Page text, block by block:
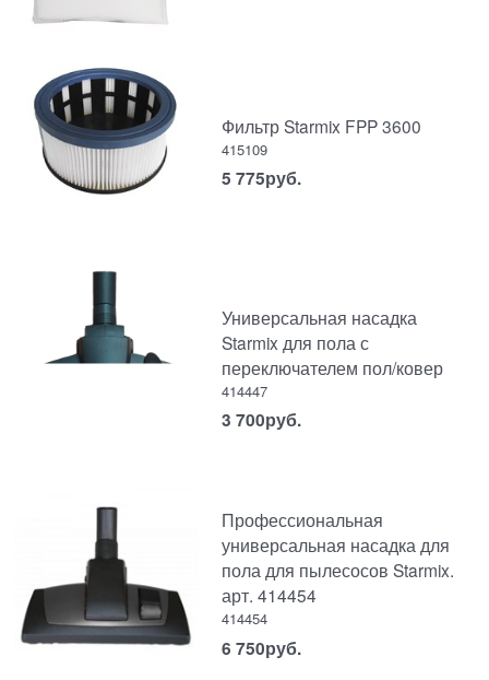
Фильтр Starmix FPP 3600
415109
5 775руб.
Универсальная насадка
Starmix для пола с
переключателем пол/ковер
414447
3 700руб.
Профессиональная
универсальная насадка для
пола для пылесосов Starmix.
арт. 414454
414454
6 750руб.